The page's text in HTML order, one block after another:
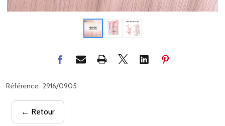
Référence: 2916/0905
← Retour